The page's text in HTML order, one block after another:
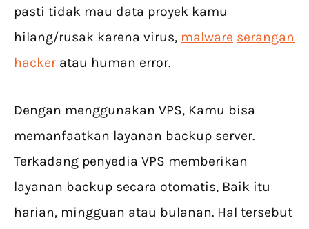
pasti tidak mau data proyek kamu
hilang/rusak karena virus, malware serangan
hacker atau human error.
Dengan menggunakan VPS, Kamu bisa
memanfaatkan layanan backup server.
Terkadang penyedia VPS memberikan
layanan backup secara otomatis, Baik itu
harian, mingguan atau bulanan. Hal tersebut